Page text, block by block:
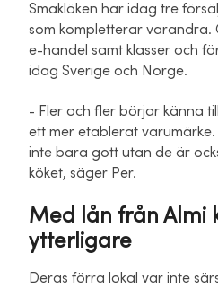
Smaklöken har idag tre
som kompletterar varandra.
e-handel samt klasser och
idag Sverige och Norge.
- Fler och fler börjar känna
ett mer etablerat
inte bara gott utan de är
köket, säger Per.
Med lån från Almi
ytterligare
Deras förra lokal var inte